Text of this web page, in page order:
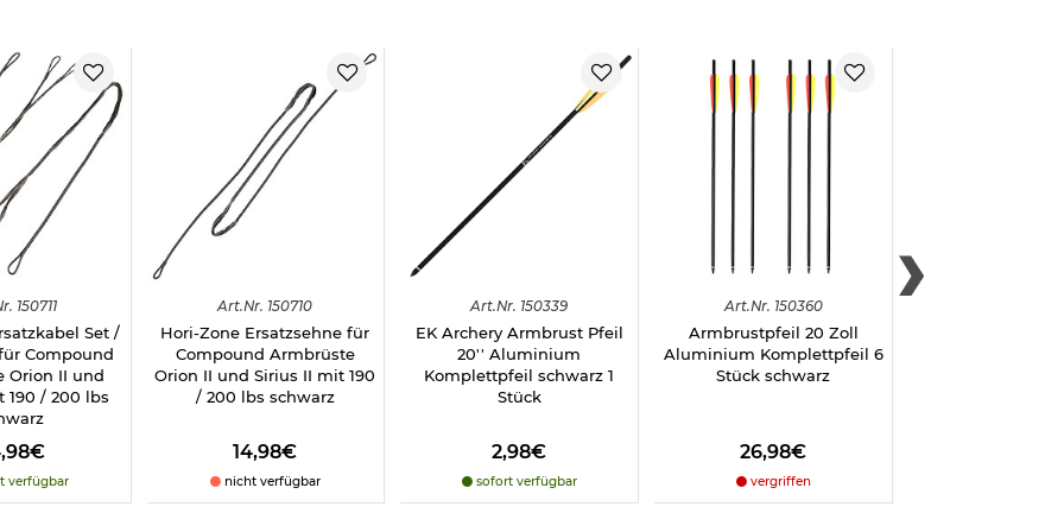
eine Spannhilfe, eine Fußschlaufe sowie Sehnenwachs zur Pflege. Damit bietet
Compound-Bereich benötigt wird.
den enthaltenen bei 385 gr. (ca. 24,95g) Bolzen und ihrem modernen, taktischen
die Wert auf eine hohe Durchschlagskraft, Präzision und zuverlässige Technik
Freizeitnutzung.
schwarz
Absehen schwarz
205 lbs:
km/h)
150711
Set /
Compound
Orion II und
190 / 200 lbs
verfügbar
Art.Nr. 150710
Hori-Zone Ersatzsehne für
Compound Armbrüste
Orion II und Sirius II mit 190
/ 200 lbs schwarz
14,98€
nicht verfügbar
Art.Nr. 150339
EK Archery Armbrust Pfeil
20'' Aluminium
Komplettpfeil schwarz 1
Stück
2,98€
sofort verfügbar
Art.Nr. 150360
Armbrustpfeil 20 Zoll
Aluminium Komplettpfeil 6
Stück schwarz
26,98€
vergriffen